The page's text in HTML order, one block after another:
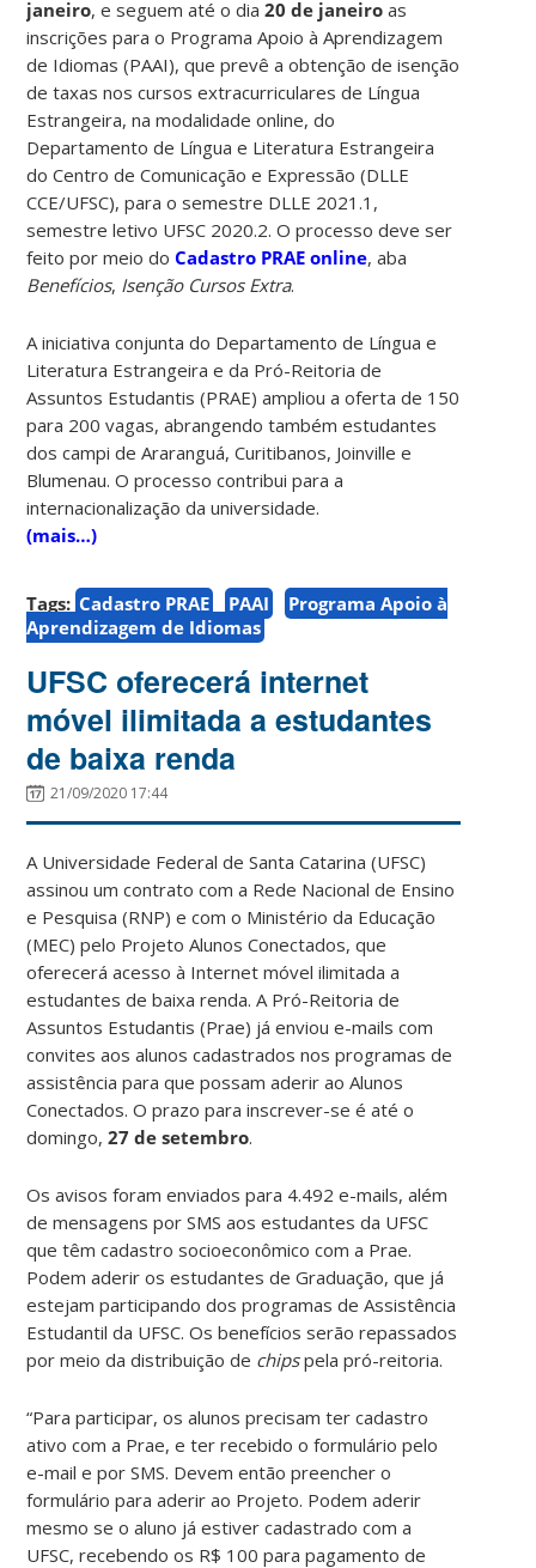
janeiro, e seguem até o dia20 de janeiro as
inscrições para o Programa Apoio à Aprendizagem
de Idiomas (PAAI), que prevê a obtenção de isenção
de taxas nos cursos extracurriculares de Língua
Estrangeira, na modalidade online, do
Departamento de Língua e Literatura Estrangeira
do Centro de Comunicação e Expressão (DLLE
CCE/UFSC), para o semestre DLLE 2021.1,
semestre letivo UFSC 2020.2. O processo deve ser
feito por meio doCadastro PRAE online, aba
Benefícios, Isenção Cursos Extra.
A iniciativa conjunta do Departamento de Língua e
Literatura Estrangeira e da Pró-Reitoria de
Assuntos Estudantis (PRAE) ampliou a oferta de 150
para 200 vagas, abrangendo também estudantes
dos campi de Araranguá, Curitibanos, Joinville e
Blumenau. O processo contribui para a
internacionalização da universidade.
(mais…)
Tags: Cadastro PRAE PAAI
Programa Apoio à
Aprendizagem de Idiomas
UFSC oferecerá internet
móvel ilimitada a estudantes
de baixa renda
21/09/2020 17:44
A Universidade Federal de Santa Catarina (UFSC)
assinou um contrato com a Rede Nacional de Ensino
e Pesquisa (RNP) e com o Ministério da Educação
(MEC) pelo Projeto Alunos Conectados, que
oferecerá acesso à Internet móvel ilimitada a
estudantes de baixa renda. A Pró-Reitoria de
Assuntos Estudantis (Prae) já enviou e-mails com
convites aos alunos cadastrados nos programas de
assistência para que possam aderir ao Alunos
Conectados. O prazo para inscrever-se é até o
domingo,27 de setembro.
Os avisos foram enviados para 4.492 e-mails, além
de mensagens por SMS aos estudantes da UFSC
que têm cadastro socioeconômico com a Prae.
Podem aderir os estudantes de Graduação, que já
estejam participando dos programas de Assistência
Estudantil da UFSC. Os benefícios serão repassados
por meio da distribuição de chipspela pró-reitoria.
“Para participar, os alunos precisam ter cadastro
ativo com a Prae, e ter recebido o formulário pelo
e-mail e por SMS. Devem então preencher o
formulário para aderir ao Projeto. Podem aderir
mesmo se o aluno já estiver cadastrado com a
UFSC, recebendo os R$ 100 para pagamento de